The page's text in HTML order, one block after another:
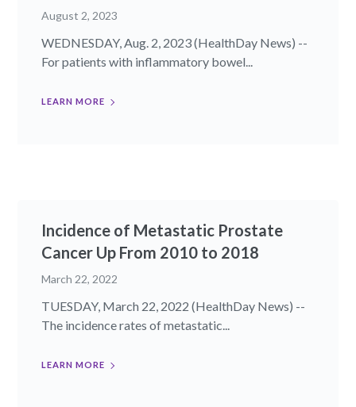
August 2, 2023
WEDNESDAY, Aug. 2, 2023 (HealthDay News) --
For patients with inflammatory bowel...
LEARN MORE
Incidence of Metastatic Prostate
Cancer Up From 2010 to 2018
March 22, 2022
TUESDAY, March 22, 2022 (HealthDay News) --
The incidence rates of metastatic...
LEARN MORE